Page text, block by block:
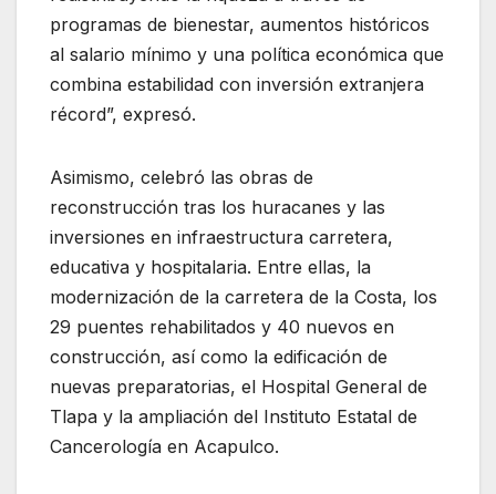
programas de bienestar, aumentos históricos
al salario mínimo y una política económica que
combina estabilidad con inversión extranjera
récord”, expresó.
Asimismo, celebró las obras de
reconstrucción tras los huracanes y las
inversiones en infraestructura carretera,
educativa y hospitalaria. Entre ellas, la
modernización de la carretera de la Costa, los
29 puentes rehabilitados y 40 nuevos en
construcción, así como la edificación de
nuevas preparatorias, el Hospital General de
Tlapa y la ampliación del Instituto Estatal de
Cancerología en Acapulco.